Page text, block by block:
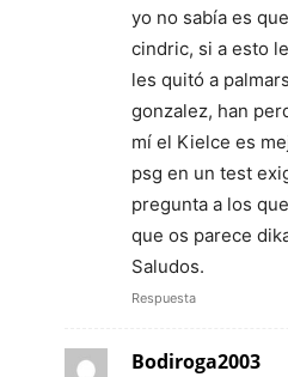
yo no sabía es
cindric, si a esto
les quitó a
gonzalez, han
mí el Kielce es
psg en un test
pregunta a los
que os parece
Saludos.
Respuesta
Bodiroga2003